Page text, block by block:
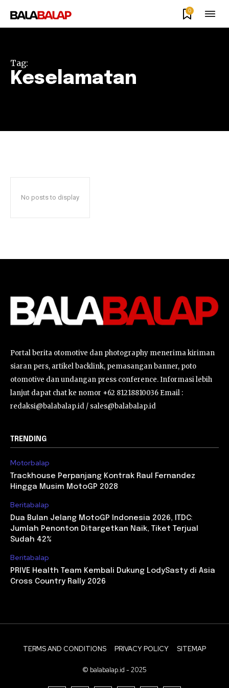
0
Tag:
Keselamatan
No posts to display
Portal berita otomotive dan photography menerima kiriman
siaran pers, artikel backlink, pemasangan banner, poto
otomotive dan undangan press conference. Informasi lebih
lanjut dapat chat ke nomor +62 81218810036 Email :
redaksi@balabalap.id / sales@balabalap.id
TRENDING
Motorbalap
Trackhouse Perpanjang Kontrak Raul Fernandez
Hingga Musim MotoGP 2028
Beritabalap
Dua Bulan Jelang MotoGP Indonesia 2026, ITDC:
Jumlah Penonton Ditargetkan Naik, Tiket Terjual
Sudah 42%
Beritabalap
PRIVE Health Team Kembali Dukung LodySasty di Asia
Cross Country Rally 2026
TERMS AND CONDITIONS PRIVACY POLICY SITEMAP
© balabalap.id - 2025